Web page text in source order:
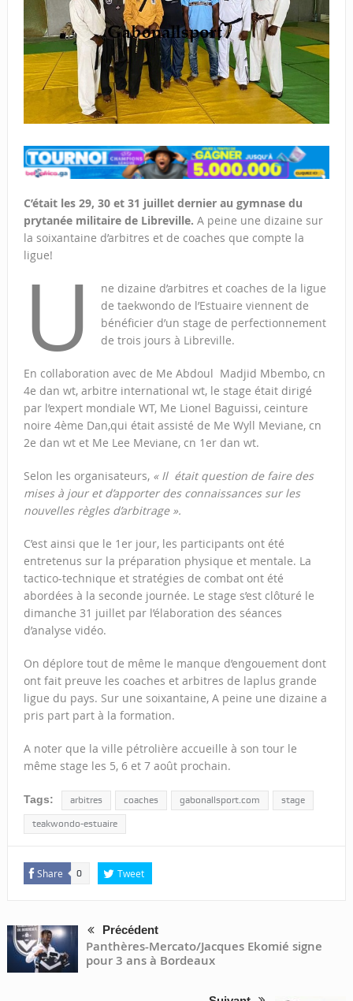
C’était les 29, 30 et 31 juillet dernier au gymnase du
prytanée militaire de Libreville. A peine une dizaine sur
la soixantaine d’arbitres et de coaches que compte la
ligue!
U
ne dizaine d’arbitres et coaches de la ligue
de taekwondo de l’Estuaire viennent de
bénéficier d’un stage de perfectionnement
de trois jours à Libreville.
En collaboration avec de Me Abdoul Madjid Mbembo, cn
4e dan wt, arbitre international wt, le stage était dirigé
par l’expert mondiale WT, Me Lionel Baguissi, ceinture
noire 4ème Dan,qui était assisté de Me Wyll Meviane, cn
2e dan wt et Me Lee Meviane, cn 1er dan wt.
Selon les organisateurs, « Il était question de faire des
mises à jour et d’apporter des connaissances sur les
nouvelles règles d’arbitrage ».
C’est ainsi que le 1er jour, les participants ont été
entretenus sur la préparation physique et mentale. La
tactico-technique et stratégies de combat ont été
abordées à la seconde journée. Le stage s’est clôturé le
dimanche 31 juillet par l’élaboration des séances
d’analyse vidéo.
On déplore tout de même le manque d’engouement dont
ont fait preuve les coaches et arbitres de laplus grande
ligue du pays. Sur une soixantaine, A peine une dizaine a
pris part part à la formation.
A noter que la ville pétrolière accueille à son tour le
même stage les 5, 6 et 7 août prochain.
Tags: arbitres coaches gabonallsport.com stage
teakwondo-estuaire
Share 0 Tweet
Précédent
Panthères-Mercato/Jacques Ekomié signe
pour 3 ans à Bordeaux